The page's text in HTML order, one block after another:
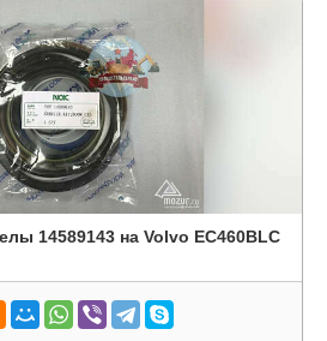
14589143 на Volvo EC460BLC